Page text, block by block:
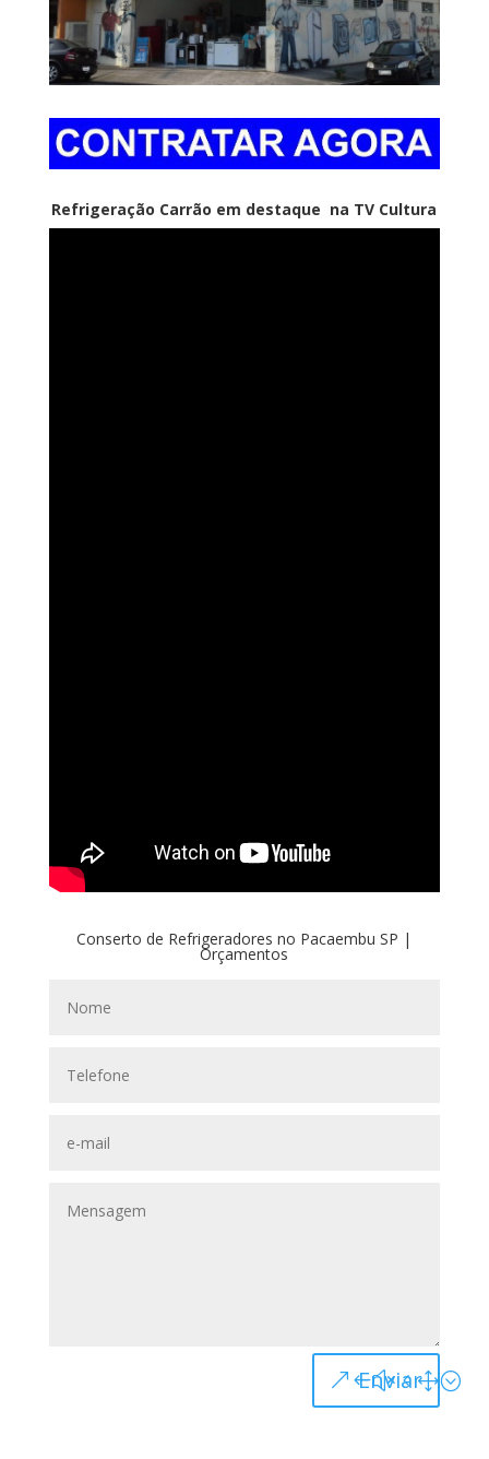
Refrigeração Carrão em destaque na TV Cultura
Conserto de Refrigeradores no Pacaembu SP |
Orçamentos
Enviar